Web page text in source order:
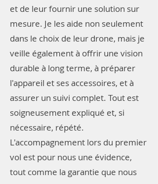
et de leur fournir une solution sur
mesure. Je les aide non seulement
dans le choix de leur drone, mais je
veille également à offrir une vision
durable à long terme, à préparer
l'appareil et ses accessoires, et à
assurer un suivi complet. Tout est
soigneusement expliqué et, si
nécessaire, répété.
L'accompagnement lors du premier
vol est pour nous une évidence,
tout comme la garantie que nous